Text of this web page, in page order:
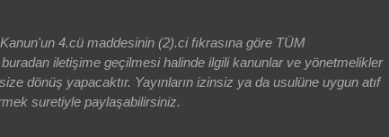
4.cü maddesinin (2).ci fıkrasına göre TÜM
iletişime geçilmesi halinde ilgili kanunlar ve yönetmelikler
dönüş yapacaktır. Yayınların izinsiz ya da usulüne uygun atıf
suretiyle paylaşabilirsiniz.